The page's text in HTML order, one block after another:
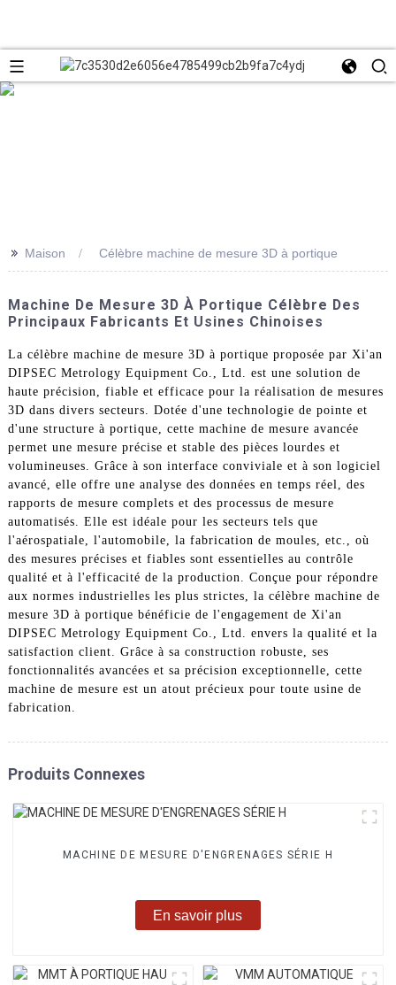
>> Maison Célèbre machine de mesure 3D à portique
Machine De Mesure 3D À Portique Célèbre Des
Principaux Fabricants Et Usines Chinoises
La célèbre machine de mesure 3D à portique proposée par Xi'an
DIPSEC Metrology Equipment Co., Ltd. est une solution de
haute précision, fiable et efficace pour la réalisation de mesures
3D dans divers secteurs. Dotée d'une technologie de pointe et
d'une structure à portique, cette machine de mesure avancée
permet une mesure précise et stable des pièces lourdes et
volumineuses. Grâce à son interface conviviale et à son logiciel
avancé, elle offre une analyse des données en temps réel, des
rapports de mesure complets et des processus de mesure
automatisés. Elle est idéale pour les secteurs tels que
l'aérospatiale, l'automobile, la fabrication de moules, etc., où
des mesures précises et fiables sont essentielles au contrôle
qualité et à l'efficacité de la production. Conçue pour répondre
aux normes industrielles les plus strictes, la célèbre machine de
mesure 3D à portique bénéficie de l'engagement de Xi'an
DIPSEC Metrology Equipment Co., Ltd. envers la qualité et la
satisfaction client. Grâce à sa construction robuste, ses
fonctionnalités avancées et sa précision exceptionnelle, cette
machine de mesure est un atout précieux pour toute usine de
fabrication.
Produits Connexes
MACHINE DE MESURE D'ENGRENAGES SÉRIE H
En savoir plus